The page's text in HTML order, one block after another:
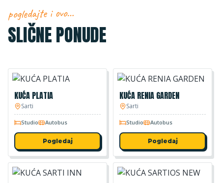
pogledajte i ovo…
SLIČNE PONUDE
KUĆA PLATIA
Sarti
Studio Autobus
Pogledaj
KUĆA RENIA GARDEN
Sarti
Studio Autobus
Pogledaj